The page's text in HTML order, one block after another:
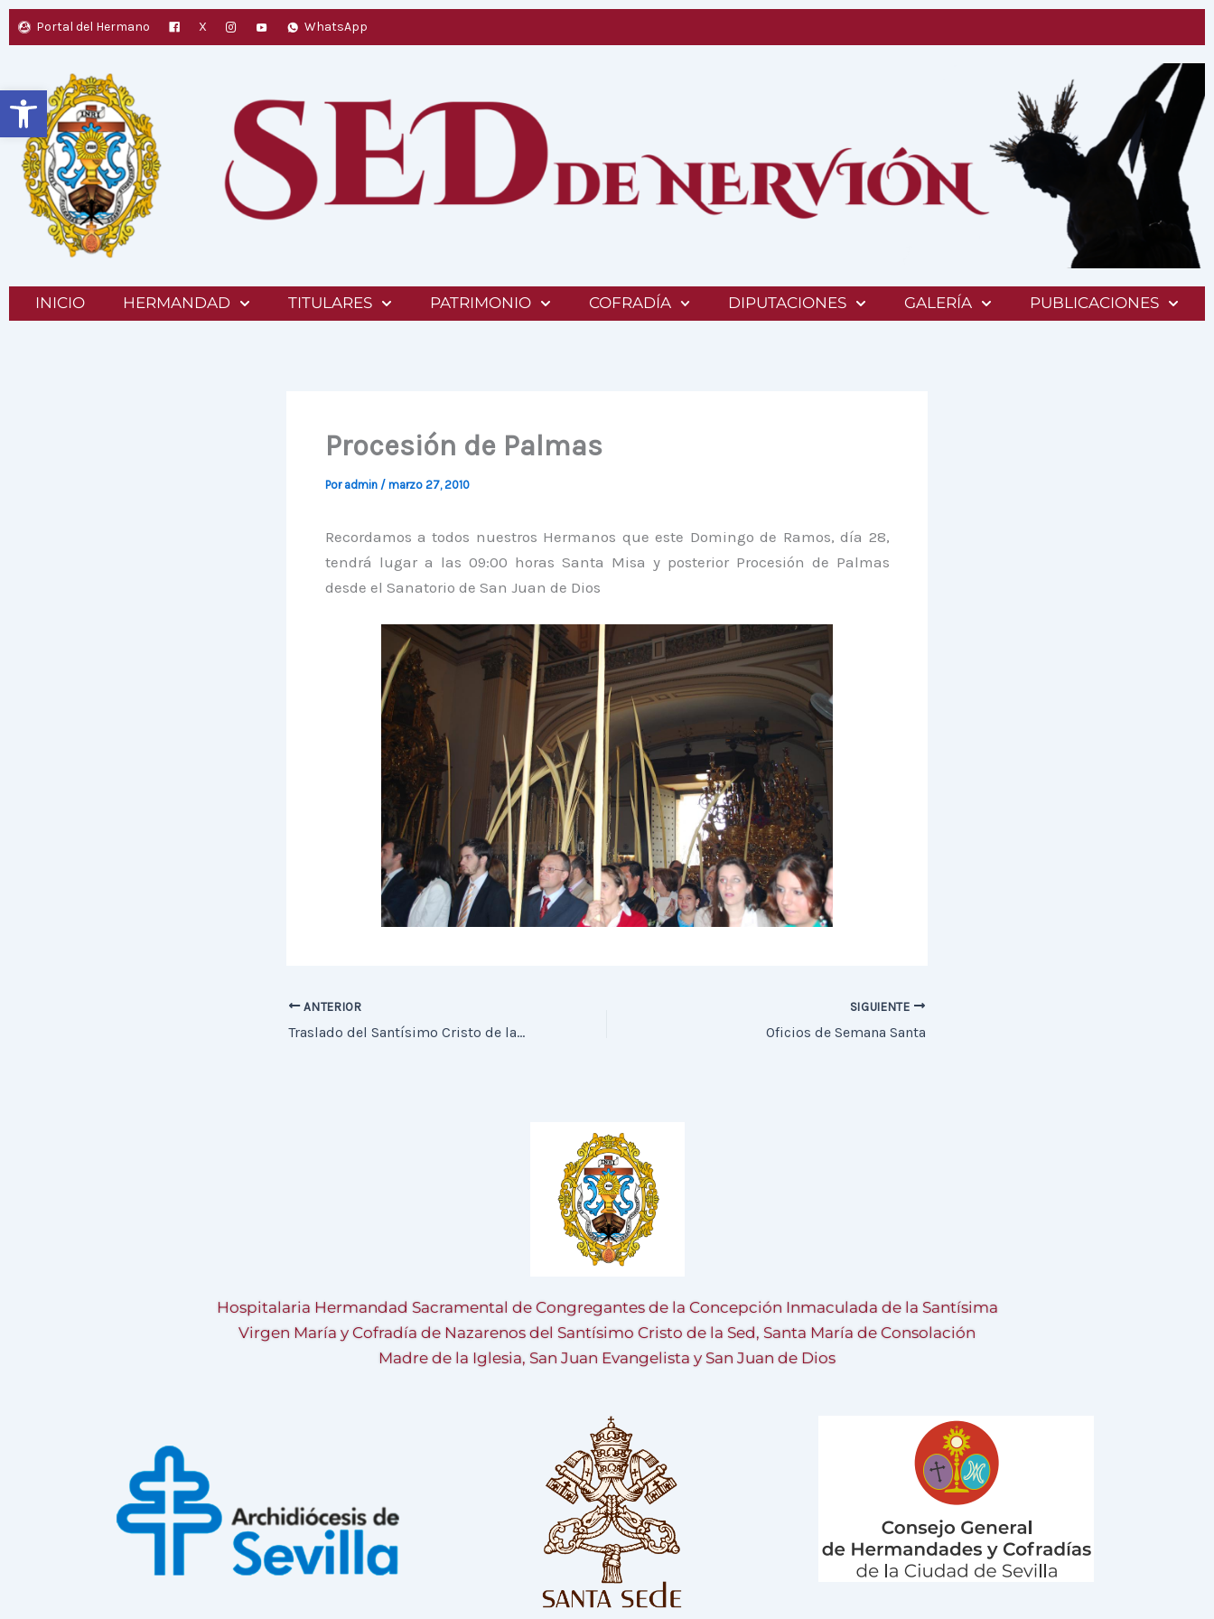
Abrir barra de herramientas
Portal del Hermano X WhatsApp
INICIO HERMANDAD TITULARES PATRIMONIO COFRADÍA DIPUTACIONES GALERÍA PUBLICACIONES
Procesión de Palmas
Por admin / marzo 27, 2010
Recordamos a todos nuestros Hermanos que este Domingo de Ramos, día 28,
tendrá lugar a las 09:00 horas Santa Misa y posterior Procesión de Palmas
desde el Sanatorio de San Juan de Dios
ANTERIOR
Traslado del Santísimo Cristo de la Sed a su paso
SIGUIENTE
Oficios de Semana Santa
Hospitalaria Hermandad Sacramental de Congregantes de la Concepción Inmaculada de la Santísima
Virgen María y Cofradía de Nazarenos del Santísimo Cristo de la Sed, Santa María de Consolación
Madre de la Iglesia, San Juan Evangelista y San Juan de Dios